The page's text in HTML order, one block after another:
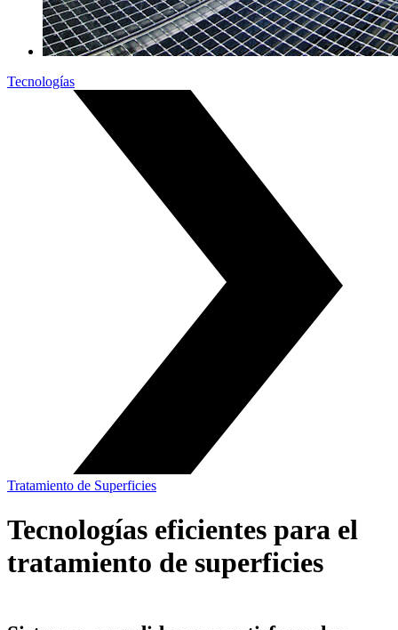
Tecnologías
Tratamiento de Superficies
Tecnologías eficientes para el
tratamiento de superficies